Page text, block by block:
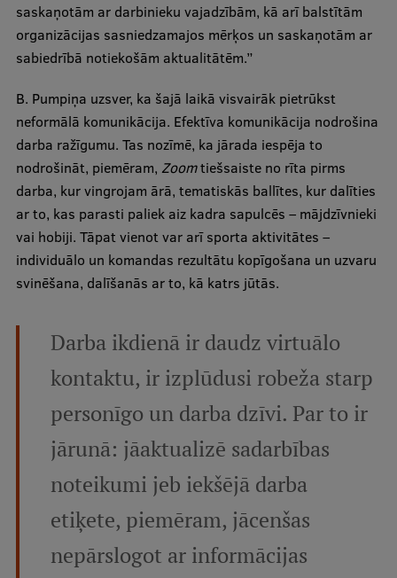
Dati par 2025. gadu
Suvenīri un grāmatas
Mūžizglītība
Ētikas un līdztiesības mācības
Atvērtā universitāte
Sagatavošanas kursi
ESF kvalifikācijas celšanas kursi
Pedagoģiskās izaugsmes centrs
Kvalifikācijas atbilstības pārbaude
Pētniecība
Zinātniskie institūti un laboratorijas
saskaņotām ar darbinieku vajadzībām, kā arī balstītām
organizācijas sasniedzamajos mērķos un saskaņotām ar
sabiedrībā notiekošām aktualitātēm.”
B. Pumpiņa uzsver, ka šajā laikā visvairāk pietrūkst
neformālā komunikācija. Efektīva komunikācija nodrošina
darba ražīgumu. Tas nozīmē, ka jārada iespēja to
nodrošināt, piemēram, Zoomtiešsaiste no rīta pirms
darba, kur vingrojam ārā, tematiskās ballītes, kur dalīties
ar to, kas parasti paliek aiz kadra sapulcēs – mājdzīvnieki
vai hobiji. Tāpat vienot var arī sporta aktivitātes –
individuālo un komandas rezultātu kopīgošana un uzvaru
svinēšana, dalīšanās ar to, kā katrs jūtās.
Darba ikdienā ir daudz virtuālo
kontaktu, ir izplūdusi robeža starp
personīgo un darba dzīvi. Par to ir
jārunā: jāaktualizē sadarbības
noteikumi jeb iekšējā darba
etiķete, piemēram, jācenšas
nepārslogot ar informācijas